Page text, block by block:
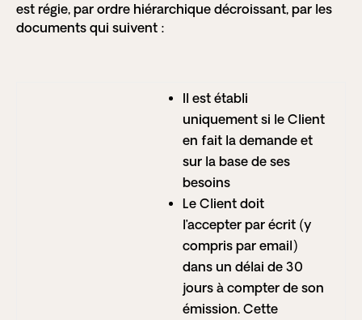
est régie, par ordre hiérarchique décroissant, par les
documents qui suivent :
Il est établi
uniquement si le Client
en fait la demande et
sur la base de ses
besoins
Le Client doit
l’accepter par écrit (y
compris par email)
dans un délai de 30
jours à compter de son
émission. Cette